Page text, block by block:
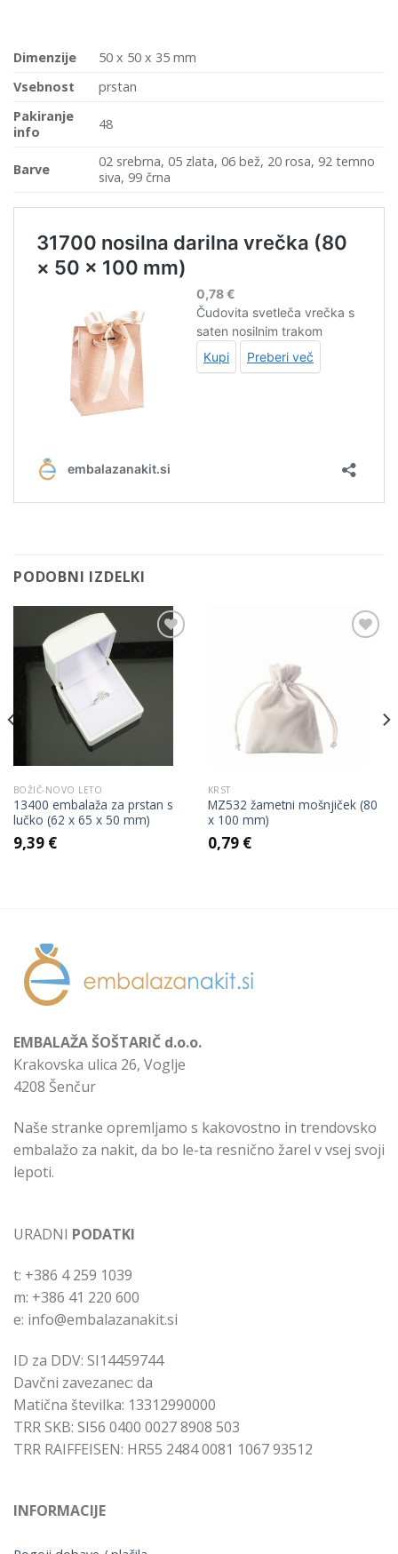
Dimenzije
50 x 50 x 35 mm
Vsebnost
prstan
Pakiranje
info
48
Barve
02 srebrna, 05 zlata, 06 bež, 20 rosa, 92 temno
siva, 99 črna
PODOBNI IZDELKI
BOŽIČ-NOVO LETO
13400 embalaža za prstan s
lučko (62 x 65 x 50 mm)
9,39 €
KRST
MZ532 žametni mošnjiček (80
x 100 mm)
0,79 €
EMBALAŽA ŠOŠTARIČ d.o.o.
Krakovska ulica 26, Voglje
4208 Šenčur
Naše stranke opremljamo s kakovostno in trendovsko
embalažo za nakit, da bo le-ta resnično žarel v vsej svoji
lepoti.
URADNI PODATKI
t: +386 4 259 1039
m: +386 41 220 600
e: info@embalazanakit.si
ID za DDV: SI14459744
Davčni zavezanec: da
Matična številka: 13312990000
TRR SKB: SI56 0400 0027 8908 503
TRR RAIFFEISEN: HR55 2484 0081 1067 93512
INFORMACIJE